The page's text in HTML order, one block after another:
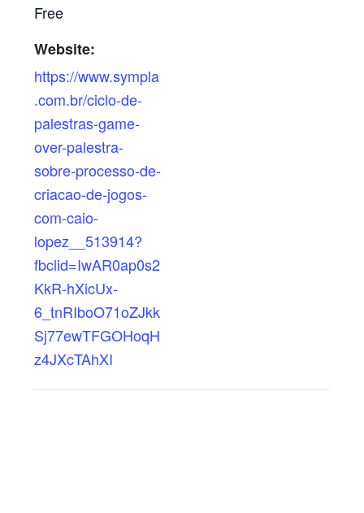
Free
Website:
https://www.sympla
.com.br/ciclo-de-
palestras-game-
over-palestra-
sobre-processo-de-
criacao-de-jogos-
com-caio-
lopez__513914?
fbclid=IwAR0ap0s2
KkR-hXicUx-
6_tnRIboO71oZJkk
Sj77ewTFGOHoqH
z4JXcTAhXI